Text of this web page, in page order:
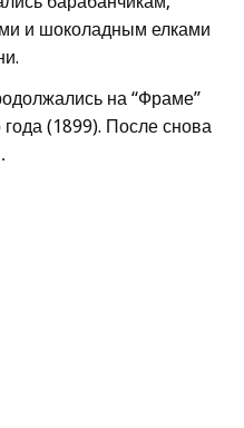
и шоколадным елками
на “Фраме”
года (1899). После снова